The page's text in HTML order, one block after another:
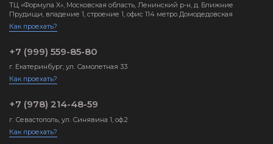
ТЦ «Формула X», Московская область, Ленинский р-н, д. Ближние
Прудищи, владение 1, строение 1, офис 114 метро Домодедовская
Как проехать?
+7 (999) 559-85-80
г. Екатеринбург, ул. Самолетная 33
Как проехать?
+7 (978) 214-48-59
г. Севастополь, ул. Синявина 1, оф.2
Как проехать?